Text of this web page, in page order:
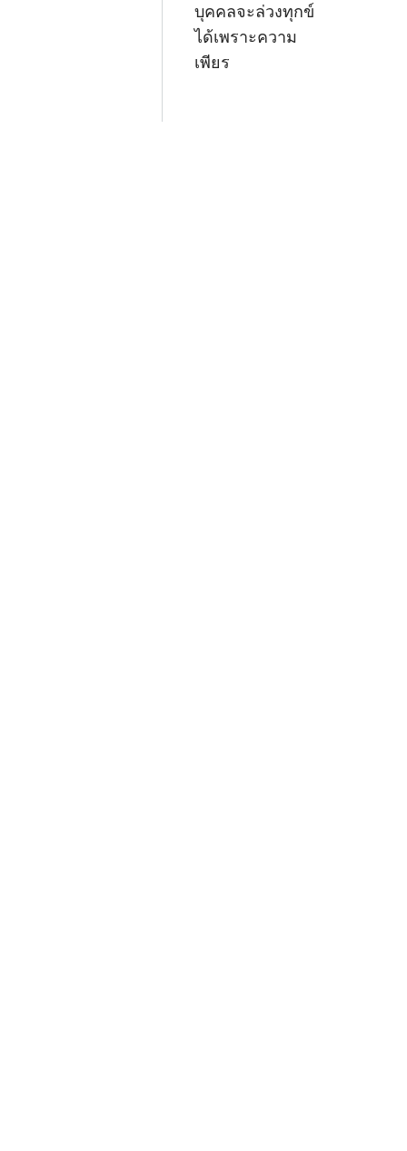
บุคคลจะล่วงทุกข์
ได้เพราะความ
เพียร